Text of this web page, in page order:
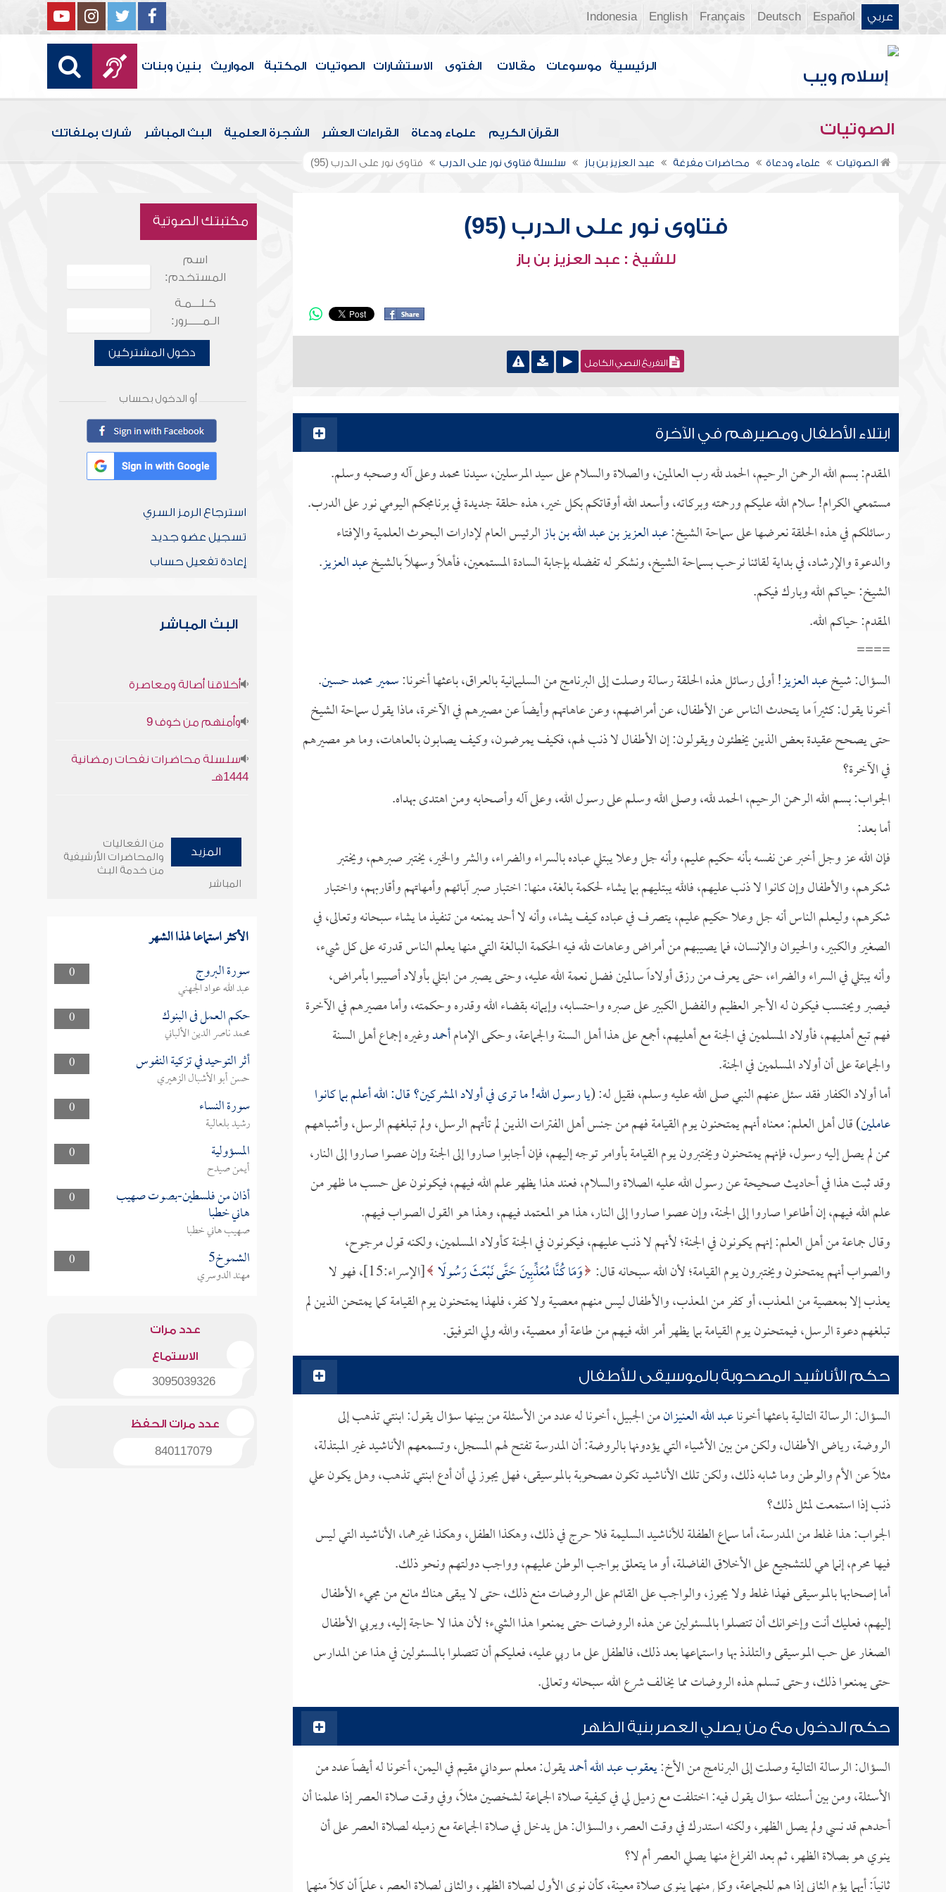
عربي Español
Deutsch
Français
English
Indonesia
الرئيسية موسوعات مقالات الفتوى الاستشارات الصوتيات المكتبة المواريث بنين وبنات
الصوتيات القرآن الكريم علماء ودعاة القراءات العشر الشجرة العلمية البث المباشر شارك بملفاتك
الصوتيات علماء ودعاة محاضرات مفرغة عبد العزيز بن باز سلسلة فتاوى نور على الدرب فتاوى نور على الدرب (95)
فتاوى نور على الدرب (95)
للشيخ : عبد العزيز بن باز
التفريغ النصي الكامل
ابتلاء الأطفال ومصيرهم في الآخرة
المقدم: بسم الله الرحمن الرحيم، الحمد لله رب العالمين، والصلاة والسلام على سيد المرسلين، سيدنا محمد وعلى آله وصحبه وسلم.
مستمعي الكرام! سلام الله عليكم ورحمته وبركاته، وأسعد الله أوقاتكم بكل خير، هذه حلقة جديدة في برنامجكم اليومي نور على الدرب.
رسائلكم في هذه الحلقة نعرضها على سماحة الشيخ:عبد العزيز بن عبد الله بن بازالرئيس العام لإدارات البحوث العلمية والإفتاء
والدعوة والإرشاد، في بداية لقائنا نرحب بسماحة الشيخ، ونشكر له تفضله بإجابة السادة المستمعين، فأهلاً وسهلاً بالشيخعبد العزيز.
الشيخ: حياكم الله وبارك فيكم.
المقدم: حياكم الله.
====
السؤال: شيخعبد العزيز! أولى رسائل هذه الحلقة رسالة وصلت إلى البرنامج من السليمانية بالعراق، باعثها أخونا:سمير محمد حسين.
أخونا يقول: كثيراً ما يتحدث الناس عن الأطفال، عن أمراضهم، وعن عاهاتهم وأيضاً عن مصيرهم في الآخرة، ماذا يقول سماحة الشيخ
حتى يصحح عقيدة بعض الذين يخطئون ويقولون: إن الأطفال لا ذنب لهم، فكيف يمرضون، وكيف يصابون بالعاهات، وما هو مصيرهم
في الآخرة؟
الجواب: بسم الله الرحمن الرحيم، الحمد لله، وصلى الله وسلم على رسول الله، وعلى آله وأصحابه ومن اهتدى بهداه.
أما بعد:
فإن الله عز وجل أخبر عن نفسه بأنه حكيم عليم، وأنه جل وعلا يبتلي عباده بالسراء والضراء، والشر والخير، يختبر صبرهم، ويختبر
شكرهم، والأطفال وإن كانوا لا ذنب عليهم، فالله يبتليهم بما يشاء لحكمة بالغة، منها: اختبار صبر آبائهم وأمهاتهم وأقاربهم، واختبار
شكرهم، وليعلم الناس أنه جل وعلا حكيم عليم، يتصرف في عباده كيف يشاء، وأنه لا أحد يمنعه من تنفيذ ما يشاء سبحانه وتعالى، في
الصغير والكبير، والحيوان والإنسان، فما يصيبهم من أمراض وعاهات لله فيه الحكمة البالغة التي منها يعلم الناس قدرته على كل شيء،
وأنه يبتلي في السراء والضراء، حتى يعرف من رزق أولاداً سالمين فضل نعمة الله عليه، وحتى يصبر من ابتلي بأولاد أصيبوا بأمراض،
فيصبر ويحتسب فيكون له الأجر العظيم والفضل الكبير على صبره واحتسابه، وإيمانه بقضاء الله وقدره وحكمته، وأما مصيرهم في الآخرة
فهم تبع أهليهم، فأولاد المسلمين في الجنة مع أهليهم، أجمع على هذا أهل السنة والجماعة، وحكى الإمامأحمدوغيره إجماع أهل السنة
والجماعة على أن أولاد المسلمين في الجنة.
أما أولاد الكفار فقد سئل عنهم النبي صلى الله عليه وسلم، فقيل له: (يا رسول الله! ما ترى في أولاد المشركين؟ قال: الله أعلم بما كانوا
عاملين) قال أهل العلم: معناه أنهم يمتحنون يوم القيامة فهم من جنس أهل الفترات الذين لم تأتهم الرسل، ولم تبلغهم الرسل، وأشباههم
ممن لم يصل إليه رسول، فإنهم يمتحنون ويختبرون يوم القيامة بأوامر توجه إليهم، فإن أجابوا صاروا إلى الجنة وإن عصوا صاروا إلى النار،
وقد ثبت هذا في أحاديث صحيحة عن رسول الله عليه الصلاة والسلام، فعند هذا يظهر علم الله فيهم، فيكونون على حسب ما ظهر من
علم الله فيهم، إن أطاعوا صاروا إلى الجنة، وإن عصوا صاروا إلى النار، هذا هو المعتمد فيهم، وهذا هو القول الصواب فيهم.
وقال جماعة من أهل العلم: إنهم يكونون في الجنة؛ لأنهم لا ذنب عليهم، فيكونون في الجنة كأولاد المسلمين، ولكنه قول مرجوح،
والصواب أنهم يمتحنون ويختبرون يوم القيامة؛ لأن الله سبحانه قال: وَمَا كُنَّا مُعَذِّبِينَ حَتَّى نَبْعَثَ رَسُولًا
[الإسراء:15]، فهو لا
يعذب إلا بمعصية من المعذب، أو كفر من المعذب، والأطفال ليس منهم معصية ولا كفر، فلهذا يمتحنون يوم القيامة كما يمتحن الذين لم
تبلغهم دعوة الرسل، فيمتحنون يوم القيامة بما يظهر أمر الله فيهم من طاعة أو معصية، والله ولي التوفيق.
حكم الأناشيد المصحوبة بالموسيقى للأطفال
السؤال: الرسالة التالية باعثها أخوناعبد الله العنيزانمن الجبيل، أخونا له عدد من الأسئلة من بينها سؤال يقول: ابنتي تذهب إلى
الروضة، رياض الأطفال، ولكن من بين الأشياء التي يؤدونها بالروضة: أن المدرسة تفتح لهم المسجل، وتسمعهم الأناشيد غير المبتذلة،
مثلاً عن الأم والوطن وما شابه ذلك، ولكن تلك الأناشيد تكون مصحوبة بالموسيقى، فهل يجوز لي أن أدع ابنتي تذهب، وهل يكون علي
ذنب إذا استمعت لمثل ذلك؟
الجواب: هذا غلط من المدرسة، أما سماع الطفلة للأناشيد السليمة فلا حرج في ذلك، وهكذا الطفل، وهكذا غيرهما، الأناشيد التي ليس
فيها محرم، إنما هي للتشجيع على الأخلاق الفاضلة، أو ما يتعلق بواجب الوطن عليهم، وواجب دولتهم ونحو ذلك.
أما إصحابها بالموسيقى فهذا غلط ولا يجوز، والواجب على القائم على الروضات منع ذلك، حتى لا يبقى هناك مانع من مجيء الأطفال
إليهم، فعليك أنت وإخوانك أن تتصلوا بالمسئولين عن هذه الروضات حتى يمنعوا هذا الشيء؛ لأن هذا لا حاجة إليه، ويربي الأطفال
الصغار على حب الموسيقى والتلذذ بها واستماعها بعد ذلك، فالطفل على ما ربي عليه، فعليكم أن تتصلوا بالمسئولين في هذا عن المدارس
حتى يمنعوا ذلك، وحتى تسلم هذه الروضات مما يخالف شرع الله سبحانه وتعالى.
حكم الدخول مع من يصلي العصر بنية الظهر
السؤال: الرسالة التالية وصلت إلى البرنامج من الأخ:يعقوب عبد الله أحمديقول: معلم سوداني مقيم في اليمن، أخونا له أيضاً عدد من
الأسئلة، ومن بين أسئلته سؤال يقول فيه: اختلفت مع زميل لي في كيفية صلاة الجماعة لشخصين مثلاً، وفي وقت صلاة العصر إذا علمنا أن
أحدهم قد نسي ولم يصل الظهر، ولكنه استدرك في وقت العصر، والسؤال: هل يدخل في صلاة الجماعة مع زميله لصلاة العصر على أن
ينوي هو بصلاة الظهر، ثم بعد الفراغ منها يصلي العصر أم لا؟
مكتبتك الصوتية
اسم
المستخدم:
كـلـــمـة
الـمـــــرور:
دخول المشتركين
أو الدخول بحساب
استرجاع الرمز السري
تسجيل عضو جديد
إعادة تفعيل حساب
البث المباشر
أخلاقنا أصالة ومعاصرة
وأمنهم من خوف 9
سلسلة محاضرات نفحات رمضانية
1444هـ
المزيد
من الفعاليات
والمحاضرات الأرشيفية
من خدمة البث
المباشر
الأكثر استماعا لهذا الشهر
0 سورة البروج
عبد الله عواد الجهني
0
حكم العمل فى البنوك
محمد ناصر الدين الألباني
0
أثر التوحيد في تزكية النفوس
حسن أبو الأشبال الزهيري
0
سورة النساء
رشيد بلعالية
0
المسؤولية
أيمن صيدح
0
أذان من فلسطين-بصوت صهيب
هاني خطبا
صهيب هاني خطبا
0
الشموخ5
مهند الدوسري
عدد مرات
الاستماع
3095039326
عدد مرات الحفظ
840117079